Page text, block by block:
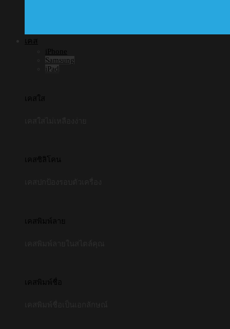
เคส
iPhone
Samsung
iPad
เคสใส
เคสซิลิโคน
เคสพิมพ์ลาย
เคสพิมพ์ชื่อ